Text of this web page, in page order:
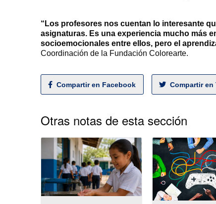
“Los profesores nos cuentan lo interesante
asignaturas. Es una experiencia mucho más
socioemocionales entre ellos, pero el
Coordinación de la Fundación Colorearte.
Compartir en Facebook Compartir en
Otras notas de esta sección